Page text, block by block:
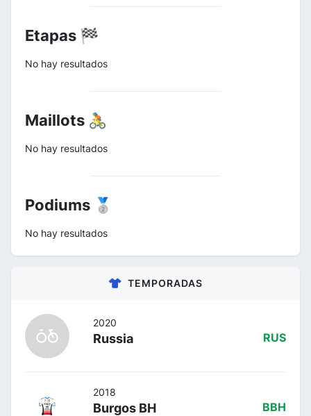
Etapas 🏁
No hay resultados
Maillots 🚴
No hay resultados
Podiums 🥈
No hay resultados
TEMPORADAS
2020
Russia RUS
2018
Burgos BH BBH